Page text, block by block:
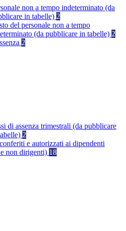
non a tempo indeterminato (da
in tabelle) 2
del personale non a tempo
(da pubblicare in tabelle) 2
2
di assenza trimestrali (da pubblicare
2
e autorizzati ai dipendenti
non dirigenti) 18